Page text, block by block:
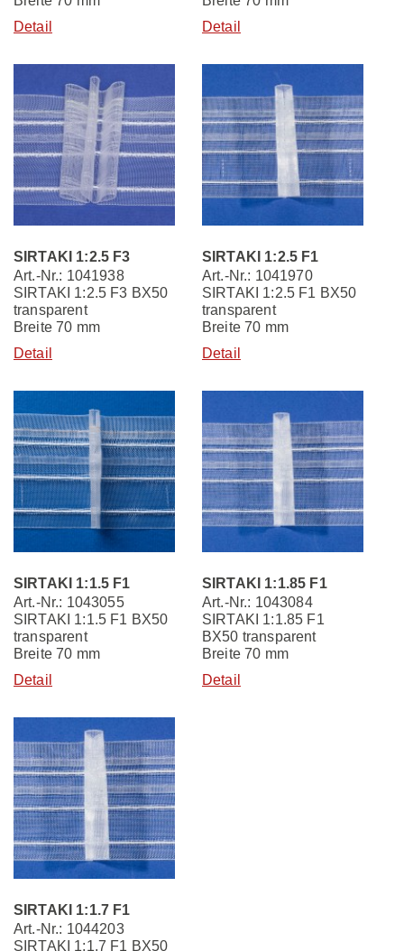
Detail
Detail
SIRTAKI 1:2.5 F3
Art.-Nr.: 1041938
SIRTAKI 1:2.5 F3 BX50
transparent
Breite 70 mm
Detail
SIRTAKI 1:2.5 F1
Art.-Nr.: 1041970
SIRTAKI 1:2.5 F1 BX50
transparent
Breite 70 mm
Detail
SIRTAKI 1:1.5 F1
Art.-Nr.: 1043055
SIRTAKI 1:1.5 F1 BX50
transparent
Breite 70 mm
Detail
SIRTAKI 1:1.85 F1
Art.-Nr.: 1043084
SIRTAKI 1:1.85 F1
BX50 transparent
Breite 70 mm
Detail
SIRTAKI 1:1.7 F1
Art.-Nr.: 1044203
SIRTAKI 1:1.7 F1 BX50